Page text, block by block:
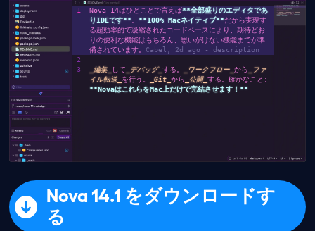
Nova 14はひとことで言えば**全部盛りのエディタであ
りIDEです**。 **100% Macネイティブ**だから実現す
る超効率的で凝縮されたコードベースにより、期待どお
りの便利な機能はもちろん、思いがけない機能までが準
備されています。
Cabel, 2d ago - description
_編集_ して _デバッグ_ する。 _ワークフロー_ から _ファ
イル転送_
を行う。 _Git_ から _公開_ する。確かなこと:
**NovaはこれらをMac上だけで完結させます！**
Nova 14.1 をダウンロードす
る